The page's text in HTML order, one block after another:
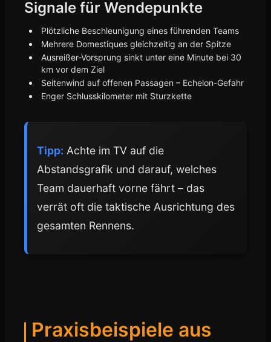
Signale für Wendepunkte
Plötzliche Beschleunigung eines führenden Teams
Mehrere Domestiques gleichzeitig an der Spitze
Ausreißer-Vorsprung sinkt unter eine Minute bei 30
km vor dem Ziel
Seitenwind auf offenen Passagen – Echelon-Gefahr
Enger Schlusskilometer mit Sturzkette
Tipp: Achte im TV auf die
Abstandsgrafik und darauf, welches
Team dauerhaft vorne fährt – das
verrät oft die taktische Ausrichtung des
gesamten Rennens.
Praxisbeispiele aus